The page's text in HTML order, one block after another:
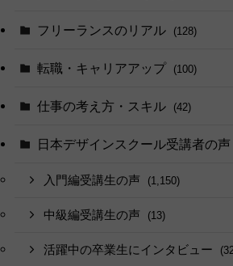
フリーランスのリアル (128)
転職・キャリアアップ (100)
仕事の考え方・スキル (42)
日本デザインスクール受講者の声
入門編受講生の声 (1,150)
中級編受講生の声 (13)
活躍中の卒業生にインタビュー